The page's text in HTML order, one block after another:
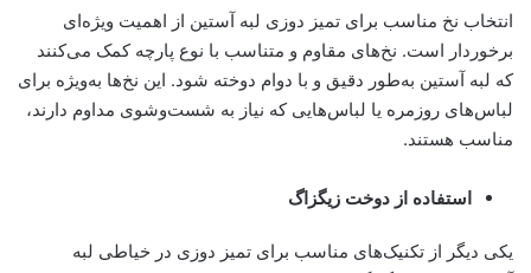
انتخاب نخ مناسب برای تمیز دوزی لبه آستین از اهمیت ویژه‌ای
برخوردار است. نخ‌های مقاوم و متناسب با نوع پارچه کمک می‌کنند
که لبه آستین به‌طور دقیق و با دوام دوخته شود. این نخ‌ها به‌ویژه برای
لباس‌های روزمره یا لباس‌هایی که نیاز به شست‌وشوی مداوم دارند،
مناسب هستند.
استفاده از دوخت زیگزاگ
یکی دیگر از تکنیک‌های مناسب برای تمیز دوزی در خیاطی لبه